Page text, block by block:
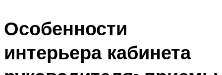
Особенности
интерьера кабинета